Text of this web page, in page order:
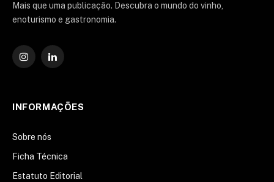
Mais que uma publicação. Descubra o mundo do vinho,
enoturismo e gastronomia.
Instagram
O
INFORMAÇÕES
Sobre nós
Ficha Técnica
Estatuto Editorial